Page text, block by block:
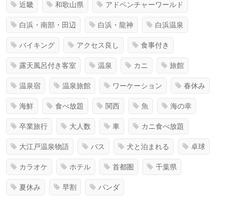
近畿 和歌山県 アドベンチャーワールド
白浜・南部・田辺 白浜・龍神 白浜温泉
バイキング アクセス良し 食事付き
露天風呂付き客室 温泉 カニ 旅館
温泉宿 温泉旅館 ワーケーション 春休み
海鮮 食べ放題 関西 魚 海の幸
卒業旅行 大人数 車 カニ食べ放題
大江戸温泉物語 バス 犬と泊まれる 卓球
カラオケ ホテル 首都圏 千葉県
夏休み 早割 パンダ